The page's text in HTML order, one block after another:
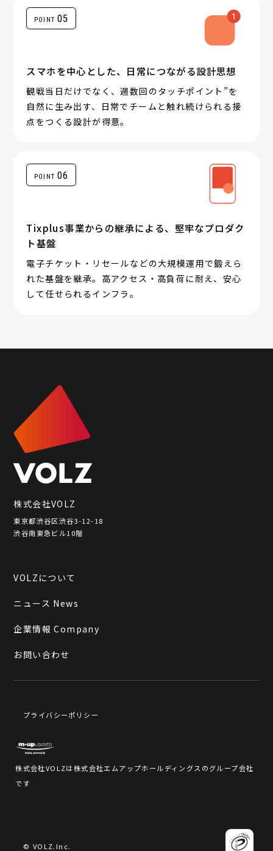
POINT 05
スマホを中心とした、日常につながる設計思想
観戦当日だけでなく、週数回のタッチポイント”を
自然に生み出す、日常でチームと触れ続けられる接
点をつくる設計が得意。
POINT 06
Tixplus事業からの継承による、堅牢なプロダク
ト基盤
電子チケット・リセールなどの大規模運用で鍛えら
れた基盤を継承。高アクセス・高負荷に耐え、安心
して任せられるインフラ。
株式会社VOLZ
東京都渋谷区渋谷3-12-18
渋谷南東急ビル10階
VOLZについて
ニュース News
企業情報 Company
お問い合わせ
© VOLZ.Inc.
株式会社VOLZは株式会社エムアップホールディングスのグループ会社
です
プライバシーポリシー